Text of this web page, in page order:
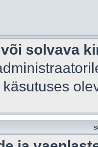
solvava